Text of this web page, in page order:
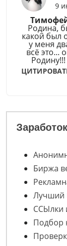
9
Родина,
какой был
у меня
всё это...
Биржа
Лучший
ССЫлки
Подбор